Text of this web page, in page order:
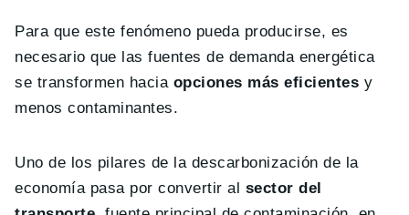
Para que este fenómeno pueda producirse, es
necesario que las fuentes de demanda energética
se transformen hacia opciones más eficientes y
menos contaminantes.
Uno de los pilares de la descarbonización de la
economía pasa por convertir al sector del